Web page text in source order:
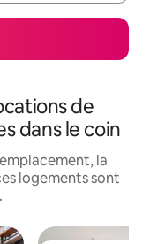
de
dans le coin
la
logements sont